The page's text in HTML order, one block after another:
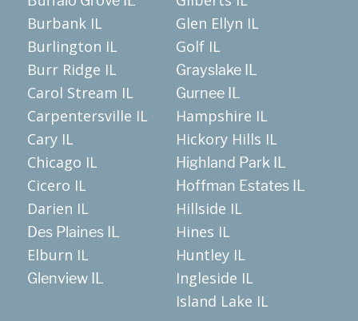
Burbank IL
Burlington IL
Burr Ridge IL
Carol Stream IL
Carpentersville IL
Cary IL
Chicago IL
Cicero IL
Darien IL
Des Plaines IL
Elburn IL
Glenview IL
Glen Ellyn IL
Golf IL
Grayslake IL
Gurnee IL
Hampshire IL
Hickory Hills IL
Highland Park IL
Hoffman Estates IL
Hillside IL
Hines IL
Huntley IL
Ingleside IL
Island Lake IL